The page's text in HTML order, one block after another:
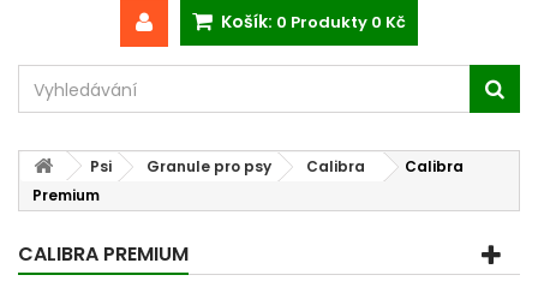
Košík: 0 Produkty 0 Kč
Psi Granule pro psy Calibra
Calibra
Premium
CALIBRA PREMIUM